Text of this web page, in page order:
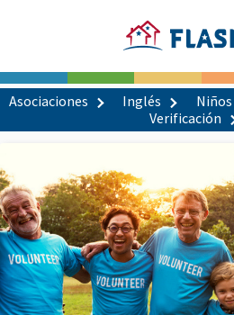
Asociaciones Inglés Niños
Verificación